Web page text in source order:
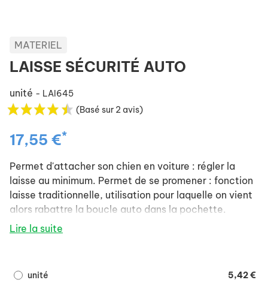
MATERIEL
LAISSE SÉCURITÉ AUTO
unité - LAI645
(Basé sur 2 avis)
17,55 €*
Permet d'attacher son chien en voiture : régler la
laisse au minimum. Permet de se promener : fonction
laisse traditionnelle, utilisation pour laquelle on vient
alors rabattre la boucle auto dans la pochette.
Lire la suite
unité 5,42 €